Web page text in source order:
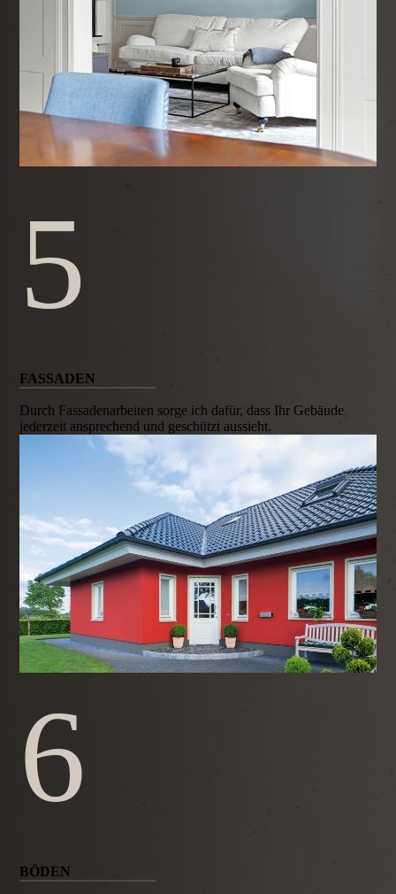
5
FASSADEN
Durch Fassadenarbeiten sorge ich dafür, dass Ihr Gebäude
jederzeit ansprechend und geschützt aussieht.
6
BÖDEN